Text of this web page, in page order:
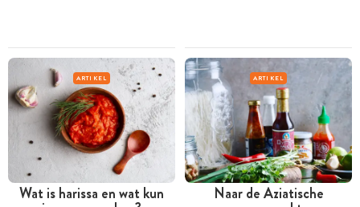
ARTIKEL
Wat is harissa en wat kun
ARTIKEL
Naar de Aziatische